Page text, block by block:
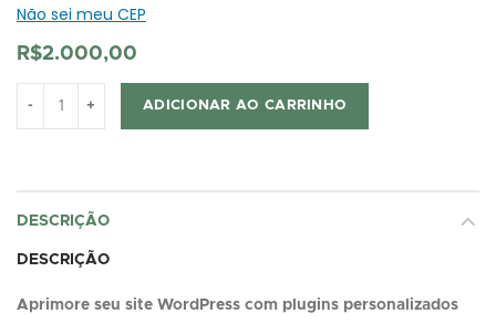
Não sei meu CEP
R$2.000,00
ADICIONAR AO CARRINHO
DESCRIÇÃO
DESCRIÇÃO
Aprimore seu site WordPress com plugins personalizados